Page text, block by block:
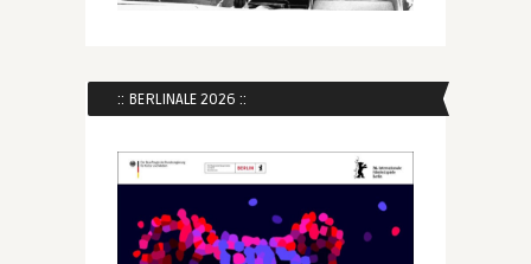
:: BERLINALE 2026 ::